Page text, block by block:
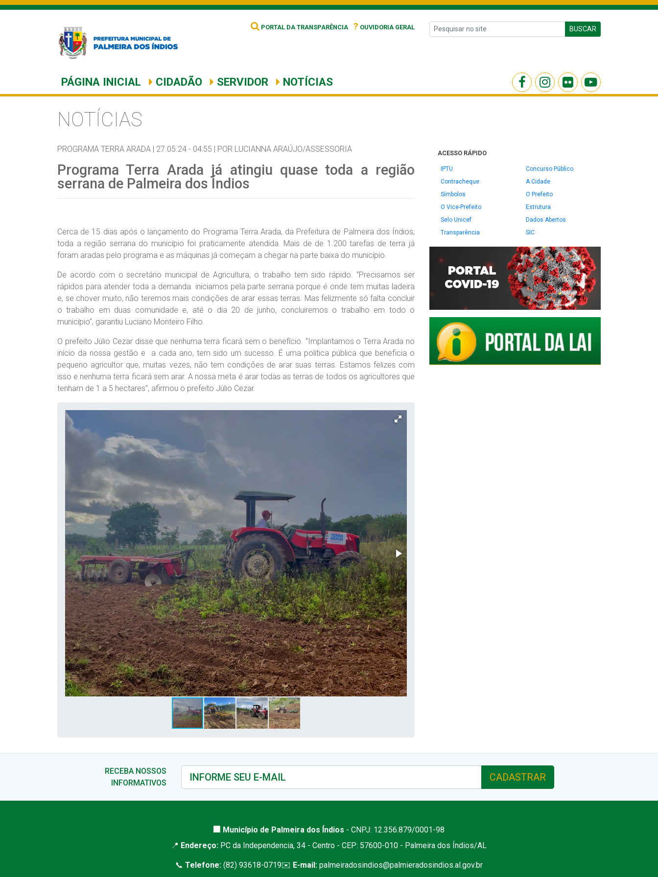
PORTAL DA TRANSPARÊNCIA ? OUVIDORIA GERAL BUSCAR
PÁGINA INICIAL CIDADÃO SERVIDOR NOTÍCIAS
NOTÍCIAS
PROGRAMA TERRA ARADA | 27.05.24 - 04:55 | POR LUCIANNA ARAÚJO/ASSESSORIA
Programa Terra Arada já atingiu quase toda a região
serrana de Palmeira dos Índios
Cerca de 15 dias após o lançamento do Programa Terra Arada, da Prefeitura de Palmeira dos Índios,
toda a região serrana do município foi praticamente atendida. Mais de de 1.200 tarefas de terra já
foram aradas pelo programa e as máquinas já começam a chegar na parte baixa do município.
De acordo com o secretário municipal de Agricultura, o trabalho tem sido rápido. “Precisamos ser
rápidos para atender toda a demanda. iniciamos pela parte serrana porque é onde tem muitas ladeira
e, se chover muito, não teremos mais condições de arar essas terras. Mas felizmente só falta concluir
o trabalho em duas comunidade e, até o dia 20 de junho, concluiremos o trabalho em todo o
município”, garantiu Luciano Monteiro Filho.
O prefeito Júlio Cezar disse que nenhuma terra ficará sem o benefício. “Implantamos o Terra Arada no
início da nossa gestão e a cada ano, tem sido um sucesso. É uma política pública que beneficia o
pequeno agricultor que, muitas vezes, não tem condições de arar suas terras. Estamos felizes com
isso e nenhuma terra ficará sem arar. A nossa meta é arar todas as terras de todos os agricultores que
tenham de 1 a 5 hectares”, afirmou o prefeito Júlio Cezar.
ACESSO RÁPIDO
IPTU
Concurso Público
Contracheque
A Cidade
Símbolos
O Prefeito
O Vice-Prefeito
Estrutura
Selo Unicef
Dados Abertos
Transparência
SIC
RECEBA NOSSOS
INFORMATIVOS
CADASTRAR
🏢 Município de Palmeira dos Índios - CNPJ: 12.356.879/0001-98
📍 Endereço: PC da Independencia, 34 - Centro - CEP: 57600-010 - Palmeira dos Índios/AL
📞 Telefone:(82) 93618-0719✉️ E-mail: palmeiradosindios@palmieradosindios.al.gov.br